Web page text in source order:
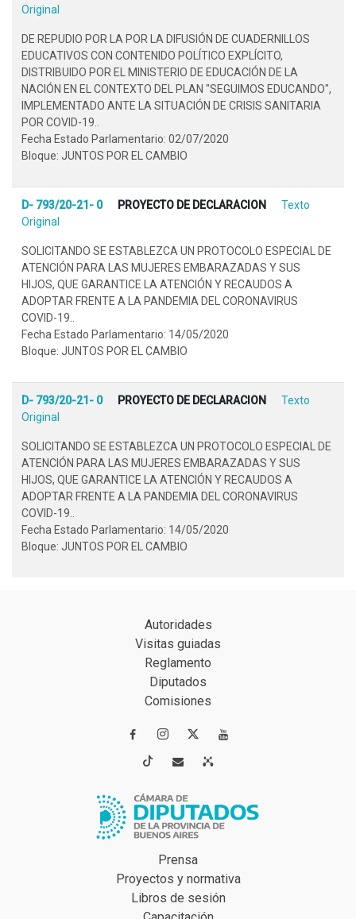
Original
DE REPUDIO POR LA POR LA DIFUSIÓN DE CUADERNILLOS
EDUCATIVOS CON CONTENIDO POLÍTICO EXPLÍCITO,
DISTRIBUIDO POR EL MINISTERIO DE EDUCACIÓN DE LA
NACIÓN EN EL CONTEXTO DEL PLAN "SEGUIMOS EDUCANDO",
IMPLEMENTADO ANTE LA SITUACIÓN DE CRISIS SANITARIA
POR COVID-19..
Fecha Estado Parlamentario: 02/07/2020
Bloque: JUNTOS POR EL CAMBIO
D- 793/20-21- 0 PROYECTO DE DECLARACION
Texto
Original
SOLICITANDO SE ESTABLEZCA UN PROTOCOLO ESPECIAL DE
ATENCIÓN PARA LAS MUJERES EMBARAZADAS Y SUS
HIJOS, QUE GARANTICE LA ATENCIÓN Y RECAUDOS A
ADOPTAR FRENTE A LA PANDEMIA DEL CORONAVIRUS
COVID-19..
Fecha Estado Parlamentario: 14/05/2020
Bloque: JUNTOS POR EL CAMBIO
D- 793/20-21- 0 PROYECTO DE DECLARACION
Texto
Original
SOLICITANDO SE ESTABLEZCA UN PROTOCOLO ESPECIAL DE
ATENCIÓN PARA LAS MUJERES EMBARAZADAS Y SUS
HIJOS, QUE GARANTICE LA ATENCIÓN Y RECAUDOS A
ADOPTAR FRENTE A LA PANDEMIA DEL CORONAVIRUS
COVID-19..
Fecha Estado Parlamentario: 14/05/2020
Bloque: JUNTOS POR EL CAMBIO
Autoridades
Visitas guiadas
Reglamento
Diputados
Comisiones
 
 
Prensa
Proyectos y normativa
Libros de sesión